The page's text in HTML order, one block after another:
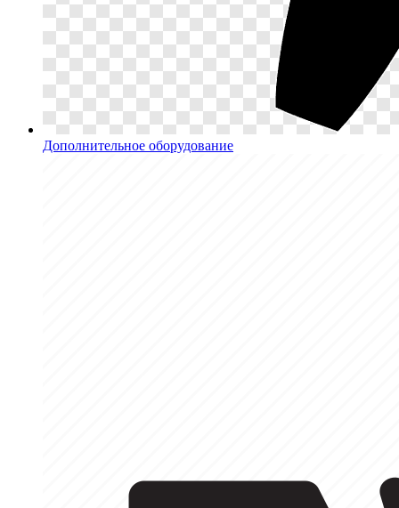
Дополнительное оборудование